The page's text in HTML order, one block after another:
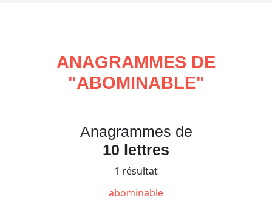
ANAGRAMMES DE
"ABOMINABLE"
Anagrammes de
10 lettres
1 résultat
abominable